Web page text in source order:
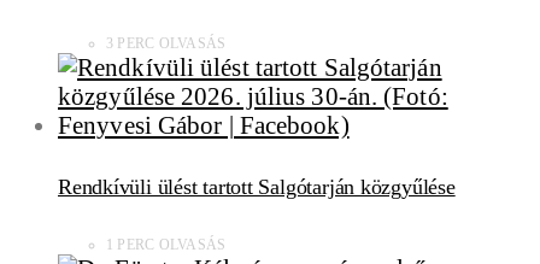
3 PERC OLVASÁS
Rendkívüli ülést tartott Salgótarján közgyűlése
1 PERC OLVASÁS